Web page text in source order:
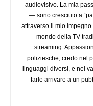
audiovisivo. La mia
— sono cresciuto a
attraverso il mio
mondo della TV
streaming.
poliziesche, credo nel
linguaggi diversi, e nel
farle arrivare a un